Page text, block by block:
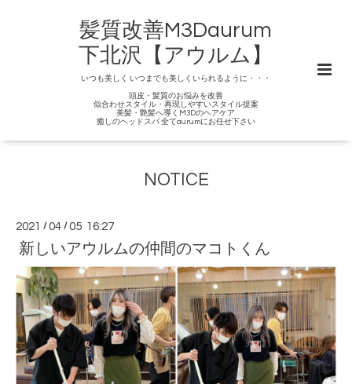
髪質改善M3Daurum
下北沢【アウルム】
いつも美しく いつまでも美しくいられるように・・・
頭皮・髪質のお悩みを改善
似合わせスタイル・再現しやすいスタイル提案
美髪・艶髪へ導くM3Dのヘアケア
癒しのヘッドスパ 全てaurumにお任せ下さい
NOTICE
2021 /04 /05 16:27
新しいアウルムの仲間のマコトくん